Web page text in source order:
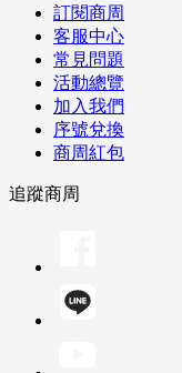
訂閱商周
客服中心
常見問題
活動總覽
加入我們
序號兌換
商周紅包
追蹤商周